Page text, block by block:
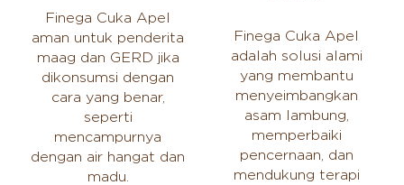
Finega Cuka Apel
aman untuk penderita
maag dan GERD jika
dikonsumsi dengan
cara yang benar,
seperti
mencampurnya
dengan air hangat dan
madu.
Finega Cuka Apel
adalah solusi alami
yang membantu
menyeimbangkan
asam lambung,
memperbaiki
pencernaan, dan
mendukung terapi